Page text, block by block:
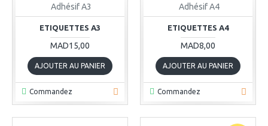
Adhésif A3
ETIQUETTES A3
MAD15,00
AJOUTER AU PANIER
Commandez
Adhésif A4
ETIQUETTES A4
MAD8,00
AJOUTER AU PANIER
Commandez